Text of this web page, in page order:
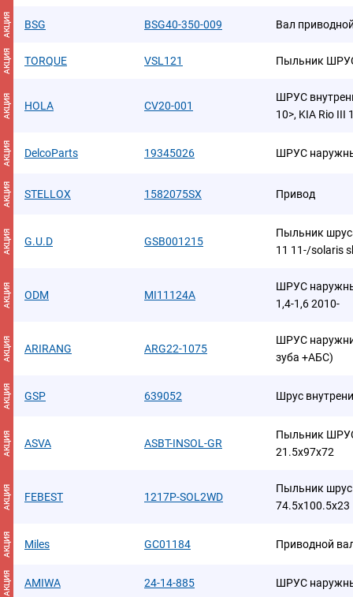
АКЦИЯ BSG BSG40-350-009 Вал
АКЦИЯ TORQUE VSL121 Пыльник
АКЦИЯ HOLA CV20-001
ШРУС
10>, KIA Rio III
АКЦИЯ DelcoParts 19345026 ШРУС
АКЦИЯ STELLOX 1582075SX Привод
АКЦИЯ G.U.D GSB001215
Пыльник
11 11-/solaris
АКЦИЯ ODM MI11124A
ШРУС
1,4-1,6 2010-
АКЦИЯ ARIRANG ARG22-1075
ШРУС
зуба +АБС)
АКЦИЯ GSP 639052 Шрус
АКЦИЯ ASVA ASBT-INSOL-GR
Пыльник
21.5x97x72
АКЦИЯ FEBEST 1217P-SOL2WD
Пыльник
74.5x100.5x23
АКЦИЯ Miles GC01184 Приводной
АКЦИЯ AMIWA 24-14-885 ШРУС